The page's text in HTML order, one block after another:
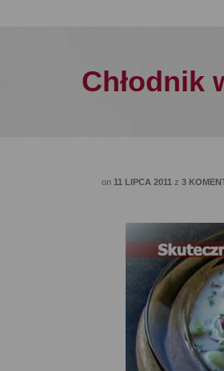
Chłodnik
on 11 LIPCA 2011 z 3